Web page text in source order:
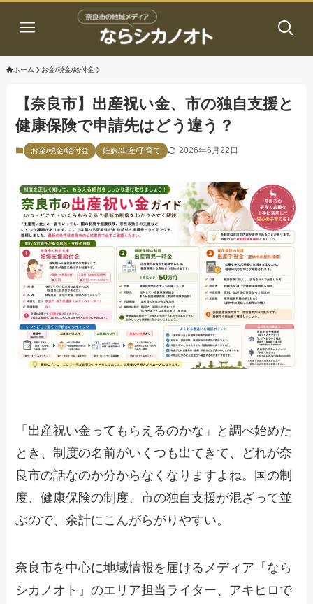
ホーム お金/税金/給付金
【奈良市】出産祝い金、市の独自支援と
健康保険で申請先はどう違う？
お金/税金/給付金 妊娠/出産/子育て 2026年6月22日
「出産祝い金ってもらえるのかな」と調べ始めた
とき、制度の名前がいくつも出てきて、どれが奈
良市の話なのか分からなくなりますよね。国の制
度、健康保険の制度、市の独自支援が混ざって並
ぶので、余計にこんがらがりやすい。
奈良市を中心に地域情報を届けるメディア『なら
シカノオト』のエリア担当ライター、アキヒロで